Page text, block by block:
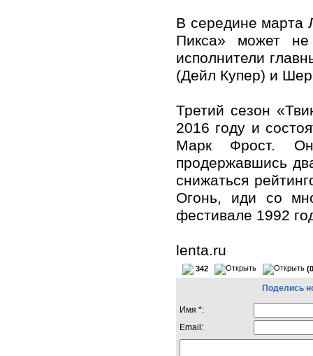
В середине марта
Пикса» может
исполнители
(Дейл Купер) и
Третий сезон
2016 году и
Марк Фрост.
продержавшись
снижаться
Огонь, иди со
фестивале 1992
lenta.ru
342
Поделись
Имя *:
Email: